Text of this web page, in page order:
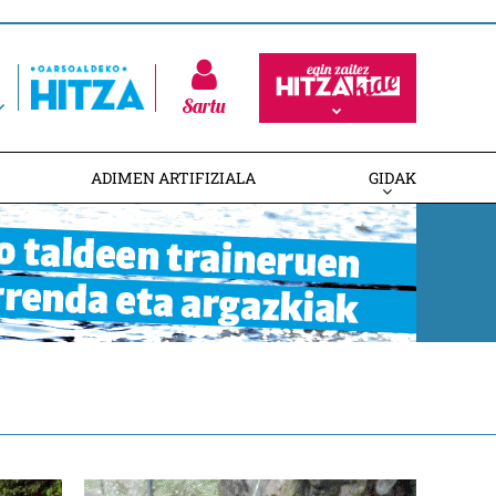
Sartu
ADIMEN ARTIFIZIALA GIDAK